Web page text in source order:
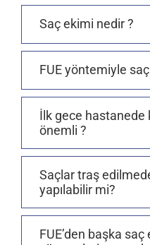
Saç ekimi nedir ?
FUE yöntemiyle
İlk gece hastanede
önemli ?
Saçlar traş
yapılabilir mi?
FUE’den başka saç